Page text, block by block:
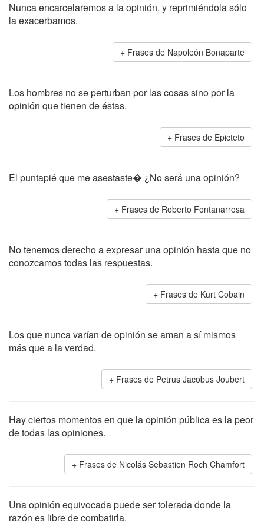
Nunca encarcelaremos a la opinión, y reprimiéndola sólo
la exacerbamos.
Frases de Napoleón Bonaparte
Los hombres no se perturban por las cosas sino por la
opinión que tienen de éstas.
Frases de Epicteto
El puntapié que me asestaste� ¿No será una opinión?
Frases de Roberto Fontanarrosa
No tenemos derecho a expresar una opinión hasta que no
conozcamos todas las respuestas.
Frases de Kurt Cobain
Los que nunca varían de opinión se aman a sí mismos
más que a la verdad.
Frases de Petrus Jacobus Joubert
Hay ciertos momentos en que la opinión pública es la peor
de todas las opiniones.
Frases de Nicolás Sebastien Roch Chamfort
Una opinión equivocada puede ser tolerada donde la
razón es libre de combatirla.